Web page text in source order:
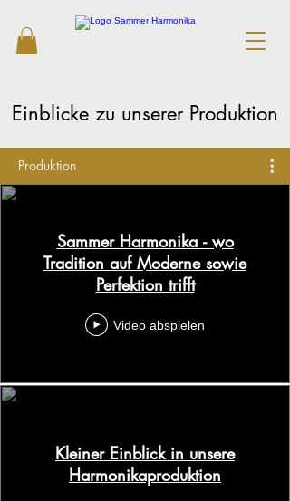
Einblicke zu unserer Produktion
Produktion
Sammer Harmonika - wo
Tradition auf Moderne sowie
Perfektion trifft
Video abspielen
Kleiner Einblick in unsere
Harmonikaproduktion